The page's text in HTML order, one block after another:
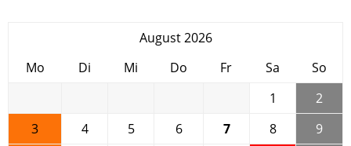
August 2026
Mo
Di Mi Do Fr Sa
So
1
2
3
4 5 6 7 8
9